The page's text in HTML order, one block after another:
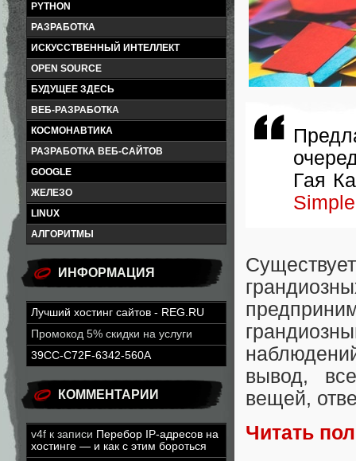
PYTHON
РАЗРАБОТКА
ИСКУССТВЕННЫЙ ИНТЕЛЛЕКТ
OPEN SOURCE
БУДУЩЕЕ ЗДЕСЬ
ВЕБ-РАЗРАБОТКА
КОСМОНАВТИКА
РАЗРАБОТКА ВЕБ-САЙТОВ
GOOGLE
ЖЕЛЕЗО
LINUX
АЛГОРИТМЫ
ИНФОРМАЦИЯ
Лучший хостинг сайтов - REG.RU
Промокод 5% скидки на услуги
39CC-C72F-6342-560A
КОММЕНТАРИИ
v4f к записи Перебор IP-адресов на
хостинге — и как с этим бороться
Гая
вывод,
вещей,
Читать